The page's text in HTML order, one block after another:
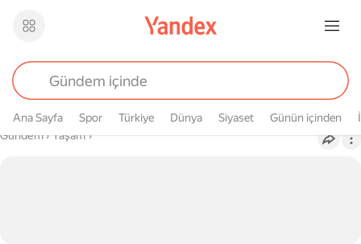
Ana Sayfa Spor Türkiye Dünya Siyaset Günün içinden
Buradasın
Gündem› Yaşam›